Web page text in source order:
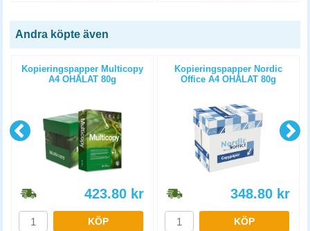
Andra köpte även
Kopieringspapper Multicopy
A4 OHÅLAT 80g
423.80 kr
KÖP
Kopieringspapper Nordic
Office A4 OHÅLAT 80g
348.80 kr
KÖP